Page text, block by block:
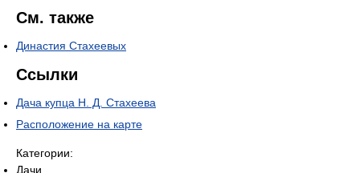
См. также
Династия Стахеевых
Ссылки
Дача купца Н. Д. Стахеева
Расположение на карте
Категории:
Дачи